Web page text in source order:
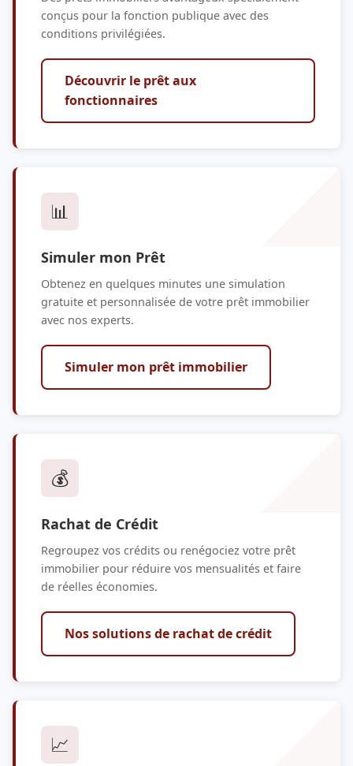
conçus pour la fonction publique avec des
conditions privilégiées.
Découvrir le prêt aux
fonctionnaires
📊
Simuler mon Prêt
Obtenez en quelques minutes une simulation
gratuite et personnalisée de votre prêt immobilier
avec nos experts.
Simuler mon prêt immobilier
💰
Rachat de Crédit
Regroupez vos crédits ou renégociez votre prêt
immobilier pour réduire vos mensualités et faire
de réelles économies.
Nos solutions de rachat de crédit
📈